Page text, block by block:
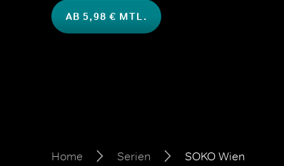
AB 5,98 € MTL.
Home Serien SOKO Wien